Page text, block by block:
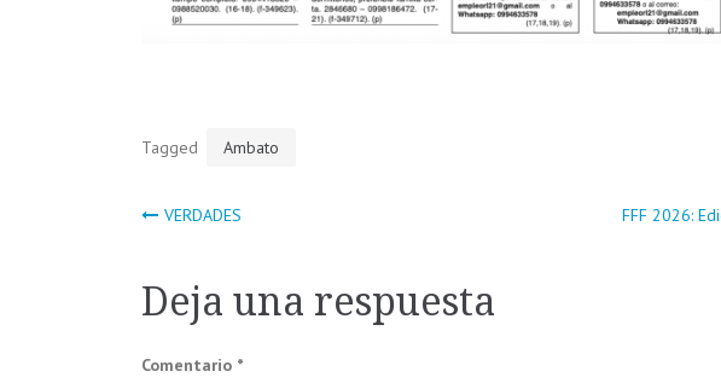
Tagged Ambato
Navegación
de
entradas
VERDADES FFF 2026:
Deja una respuesta
Comentario *